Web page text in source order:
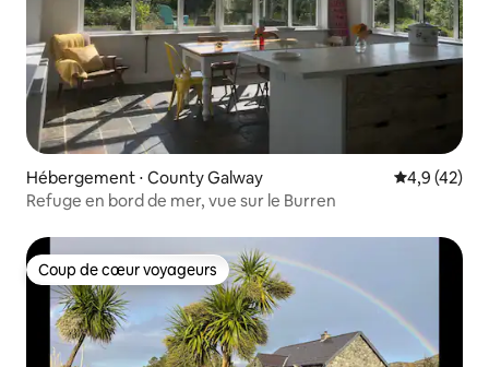
Hébergement ⋅ County Galway Évaluation
4,9 (42)
Refuge en bord de mer, vue sur le Burren
Coup de cœur voyageurs
Coup de cœur voyageurs